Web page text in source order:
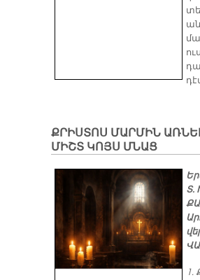
ՔՐԻՍՏՈՍ ՄԱՐՄԻՆ
ՄԻՇՏ ԿՈՅՍ ՄՆԱՑ
Տ.
1.